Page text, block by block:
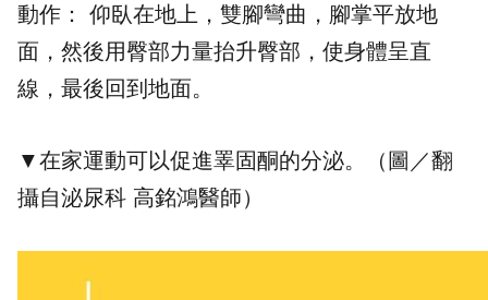
動作： 仰臥在地上，雙腳彎曲，腳掌平放地
面，然後用臀部力量抬升臀部，使身體呈直
線，最後回到地面。
▼在家運動可以促進睪固酮的分泌。（圖／翻
攝自泌尿科 高銘鴻醫師）